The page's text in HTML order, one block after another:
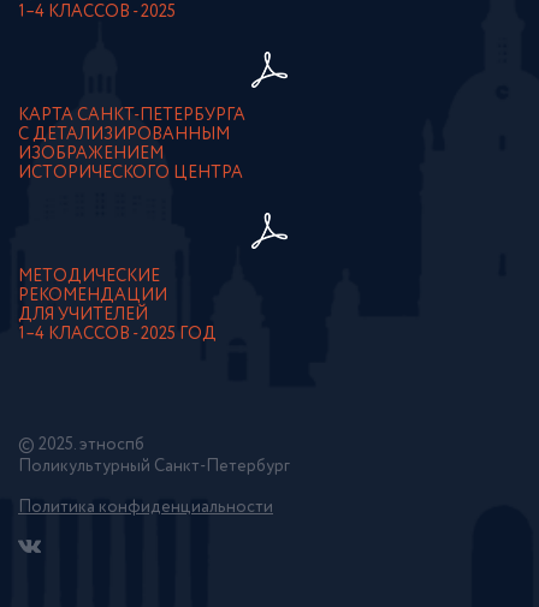
1–4 КЛАССОВ - 2025
КАРТА САНКТ-ПЕТЕРБУРГА
С ДЕТАЛИЗИРОВАННЫМ
ИЗОБРАЖЕНИЕМ
ИСТОРИЧЕСКОГО ЦЕНТРА
МЕТОДИЧЕСКИЕ
РЕКОМЕНДАЦИИ
ДЛЯ УЧИТЕЛЕЙ
1–4 КЛАССОВ - 2025 ГОД
© 2025. этноспб
Поликультурный Санкт-Петербург
Политика конфиденциальности